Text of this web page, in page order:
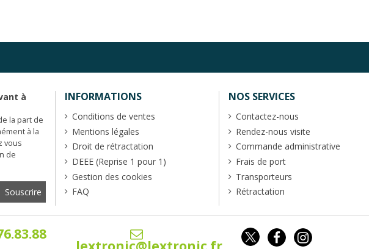
à
la part de
à la
vous
de
INFORMATIONS
Conditions de ventes
Mentions légales
Droit de rétractation
DEEE (Reprise 1 pour 1)
Gestion des cookies
FAQ
NOS SERVICES
Contactez-nous
Rendez-nous visite
Commande administrative
Frais de port
Transporteurs
Rétractation